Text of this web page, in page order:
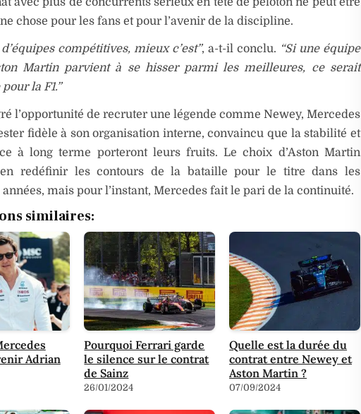
chose pour les fans et pour l’avenir de la discipline.
compétitives, mieux c’est”, a-t-il conclu. “Si une équipe
Martin parvient à se hisser parmi les meilleures, ce serait
la F1.”
l’opportunité de recruter une légende comme Newey, Mercedes
fidèle à son organisation interne, convaincu que la stabilité et
à long terme porteront leurs fruits. Le choix d’Aston Martin
redéfinir les contours de la bataille pour le titre dans les
mais pour l’instant, Mercedes fait le pari de la continuité.
similaires:
Adrian
Pourquoi Ferrari garde
le silence sur le contrat
de Sainz
26/01/2024
Quelle est la durée du
contrat entre Newey et
Aston Martin ?
07/09/2024